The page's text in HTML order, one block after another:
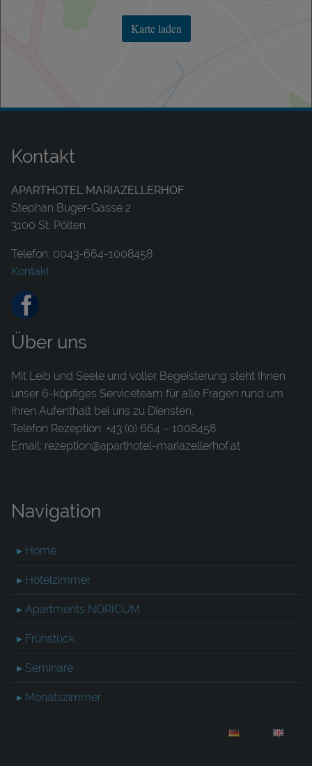
Karte laden
Kontakt
APARTHOTEL MARIAZELLERHOF
Stephan Buger-Gasse 2
3100 St. Pölten
Telefon: 0043-664-1008458
Kontakt
Über uns
Mit Leib und Seele und voller Begeisterung steht Ihnen
unser 6-köpfiges Serviceteam für alle Fragen rund um
Ihren Aufenthalt bei uns zu Diensten.
Telefon Rezeption: +43 (0) 664 – 1008458
Email: rezeption@aparthotel-mariazellerhof.at
Navigation
▸ Home
▸ Hotelzimmer
▸ Apartments NORICUM
▸ Frühstück
▸ Seminare
▸ Monatszimmer